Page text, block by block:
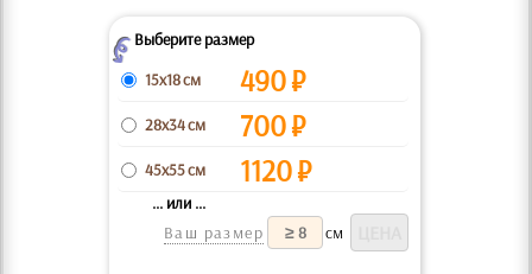
ZВыберите размер
15x18 см
490₽
28x34 см 700₽
45x55 см 1120₽
... или ...
Ваш размер
см